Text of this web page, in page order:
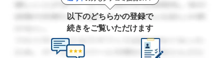
以下のどちらかの登録で
続きをご覧いただけます